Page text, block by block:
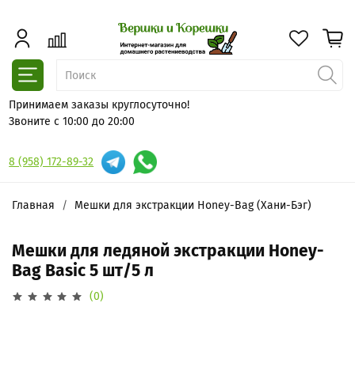
Принимаем заказы круглосуточно!
Звоните с 10:00 до 20:00
8 (958) 172-89-32
Главная Мешки для экстракции Honey-Bag (Хани-Бэг)
Мешки для ледяной экстракции Honey-
Bag Basic 5 шт/5 л
(0)